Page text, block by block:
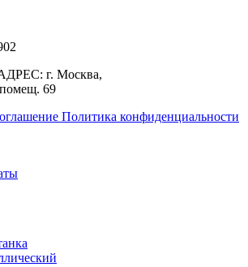
г. Москва,
помещ. 69
Политика конфиденциальности